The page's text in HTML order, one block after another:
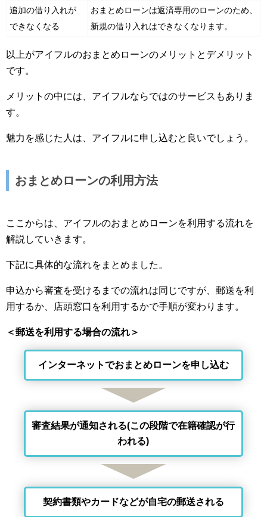
追加の借り入れが
できなくなる
おまとめローンは返済専用のローンのため、
新規の借り入れはできなくなります。
以上がアイフルのおまとめローンのメリットとデメリット
です。
メリットの中には、アイフルならではのサービスもありま
す。
魅力を感じた人は、アイフルに申し込むと良いでしょう。
おまとめローンの利用方法
ここからは、アイフルのおまとめローンを利用する流れを
解説していきます。
下記に具体的な流れをまとめました。
申込から審査を受けるまでの流れは同じですが、郵送を利
用するか、店頭窓口を利用するかで手順が変わります。
＜郵送を利用する場合の流れ＞
インターネットでおまとめローンを申し込む
審査結果が通知される(この段階で在籍確認が行
われる)
契約書類やカードなどが自宅の郵送される